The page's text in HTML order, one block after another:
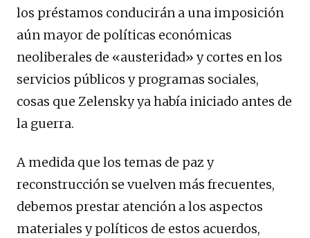
los préstamos conducirán a una imposición
aún mayor de políticas económicas
neoliberales de «austeridad» y cortes en los
servicios públicos y programas sociales,
cosas que Zelensky ya había iniciado antes de
la guerra.
A medida que los temas de paz y
reconstrucción se vuelven más frecuentes,
debemos prestar atención a los aspectos
materiales y políticos de estos acuerdos,